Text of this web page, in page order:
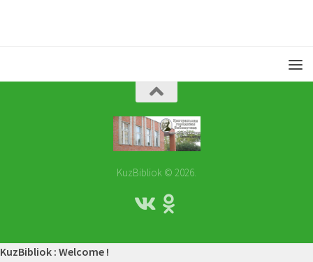
KuzBibliok © 2026.
KuzBibliok : Welcome !